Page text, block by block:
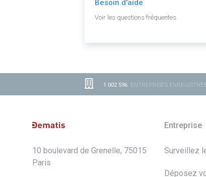
Besoin d'aide
Voir les questions fréquentes.
1 002 596 ENTREPRISES
10 boulevard de Grenelle, 75015
Paris
Entreprise
Surveillez
Déposez